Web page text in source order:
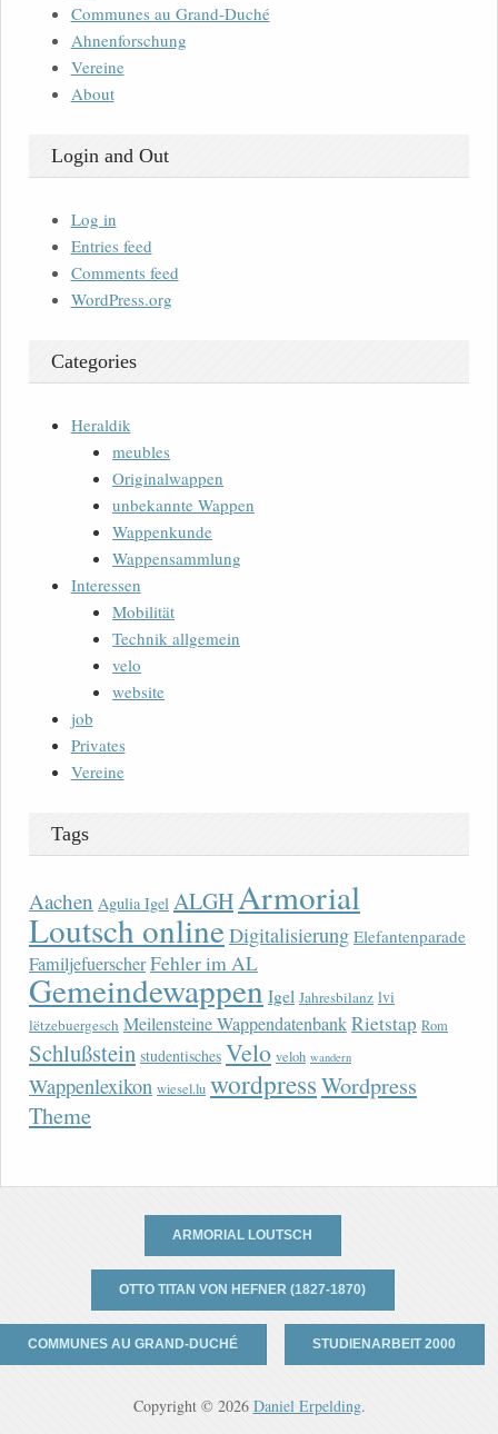
Communes au Grand-Duché
Ahnenforschung
Vereine
About
Login and Out
Log in
Entries feed
Comments feed
WordPress.org
Categories
Heraldik
meubles
Originalwappen
unbekannte Wappen
Wappenkunde
Wappensammlung
Interessen
Mobilität
Technik allgemein
velo
website
job
Privates
Vereine
Tags
Aachen Agulia Igel ALGHArmorial
Loutsch onlineDigitalisierung Elefantenparade
FamiljefuerscherFehler im AL
Gemeindewappen Igel Jahresbilanz lvi
lëtzebuergesch Meilensteine WappendatenbankRietstap Rom
Schlußstein studentisches Velo veloh wandern
Wappenlexikon wiesel.lu wordpressWordpress
Theme
ARMORIAL LOUTSCH
OTTO TITAN VON HEFNER (1827-1870)
COMMUNES AU GRAND-DUCHÉ STUDIENARBEIT 2000
Copyright © 2026 Daniel Erpelding.